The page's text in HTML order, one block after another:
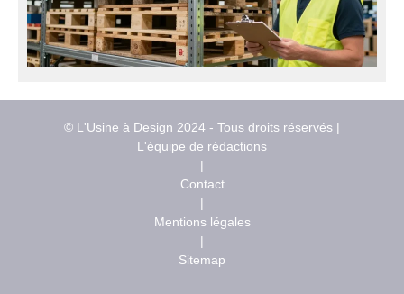
© L'Usine à Design 2024 - Tous droits réservés |
L'équipe de rédactions
|
Contact
|
Mentions légales
|
Sitemap